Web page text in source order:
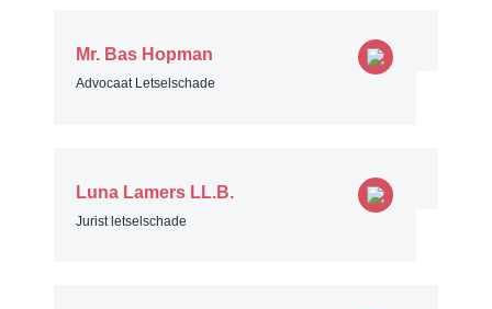
Mr. Bas Hopman
Advocaat Letselschade
Luna Lamers LL.B.
Jurist letselschade